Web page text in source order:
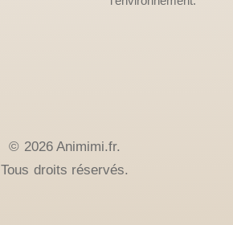
© 2026 Animimi.fr.
Tous droits réservés.